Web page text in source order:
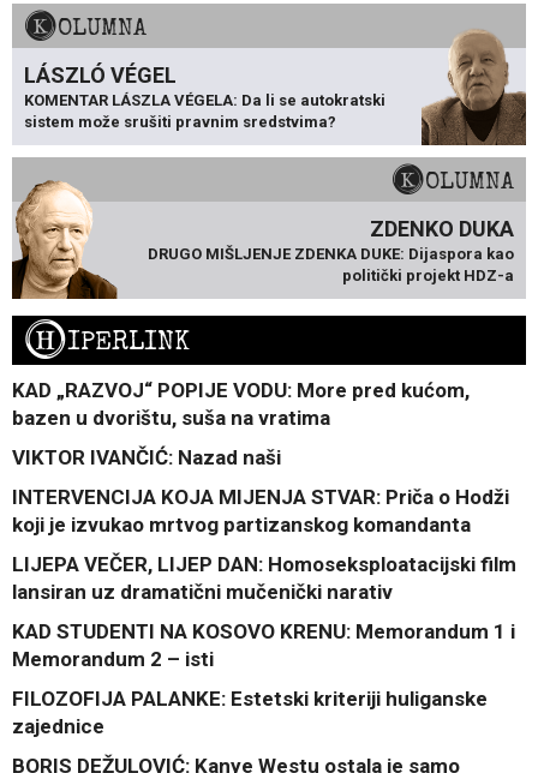
KOLUMNA
LÁSZLÓ VÉGEL
KOMENTAR LÁSZLA VÉGELA: Da li se autokratski
sistem može srušiti pravnim sredstvima?
KOLUMNA
ZDENKO DUKA
DRUGO MIŠLJENJE ZDENKA DUKE: Dijaspora kao
politički projekt HDZ-a
HIPERLINK
KAD „RAZVOJ“ POPIJE VODU: More pred kućom,
bazen u dvorištu, suša na vratima
VIKTOR IVANČIĆ: Nazad naši
INTERVENCIJA KOJA MIJENJA STVAR: Priča o Hodži
koji je izvukao mrtvog partizanskog komandanta
LIJEPA VEČER, LIJEP DAN: Homoseksploatacijski film
lansiran uz dramatični mučenički narativ
KAD STUDENTI NA KOSOVO KRENU: Memorandum 1 i
Memorandum 2 – isti
FILOZOFIJA PALANKE: Estetski kriteriji huliganske
zajednice
BORIS DEŽULOVIĆ: Kanye Westu ostala je samo